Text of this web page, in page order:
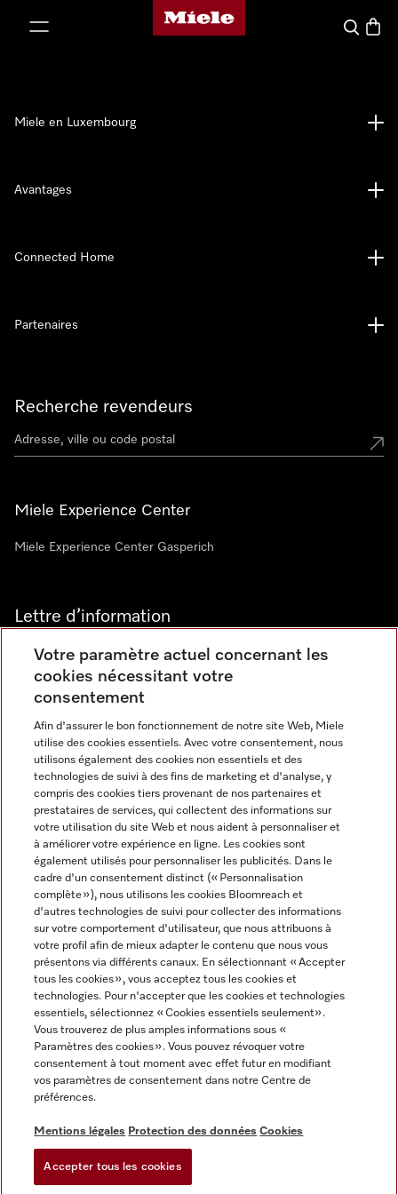
Page d'accueil de Miele
Panier
Recherche revendeurs
Miele Experience Center
Miele Experience Center Gasperich
Lettre d’information
Langue
FRANCAIS
Miele en Luxembourg
Avantages
Connected Home
Partenaires
Informations légales
CGV
Conditions d’utilisation
Déclaration d'accessibilité
Digital Services Act
Miele sur Instagram
Miele sur Youtube
Votre paramètre actuel concernant les
cookies nécessitant votre
consentement
Afin d'assurer le bon fonctionnement de notre site Web, Miele
utilise des cookies essentiels. Avec votre consentement, nous
utilisons également des cookies non essentiels et des
technologies de suivi à des fins de marketing et d'analyse, y
compris des cookies tiers provenant de nos partenaires et
prestataires de services, qui collectent des informations sur
votre utilisation du site Web et nous aident à personnaliser et
à améliorer votre expérience en ligne. Les cookies sont
également utilisés pour personnaliser les publicités. Dans le
cadre d'un consentement distinct (« Personnalisation
complète »), nous utilisons les cookies Bloomreach et
d'autres technologies de suivi pour collecter des informations
sur votre comportement d'utilisateur, que nous attribuons à
votre profil afin de mieux adapter le contenu que nous vous
présentons via différents canaux. En sélectionnant « Accepter
tous les cookies », vous acceptez tous les cookies et
technologies. Pour n'accepter que les cookies et technologies
essentiels, sélectionnez « Cookies essentiels seulement».
Vous trouverez de plus amples informations sous «
Paramètres des cookies ». Vous pouvez révoquer votre
consentement à tout moment avec effet futur en modifiant
vos paramètres de consentement dans notre Centre de
préférences.
Mentions légales Protection des données Cookies
Accepter tous les cookies